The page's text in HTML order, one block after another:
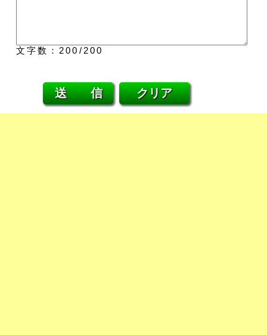
文字数： 200 /200